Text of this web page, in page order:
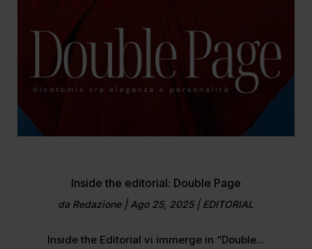
Inside the editorial: Double Page
da Redazione| Ago 25, 2025| EDITORIAL
Inside the Editorial vi immerge in “Double...